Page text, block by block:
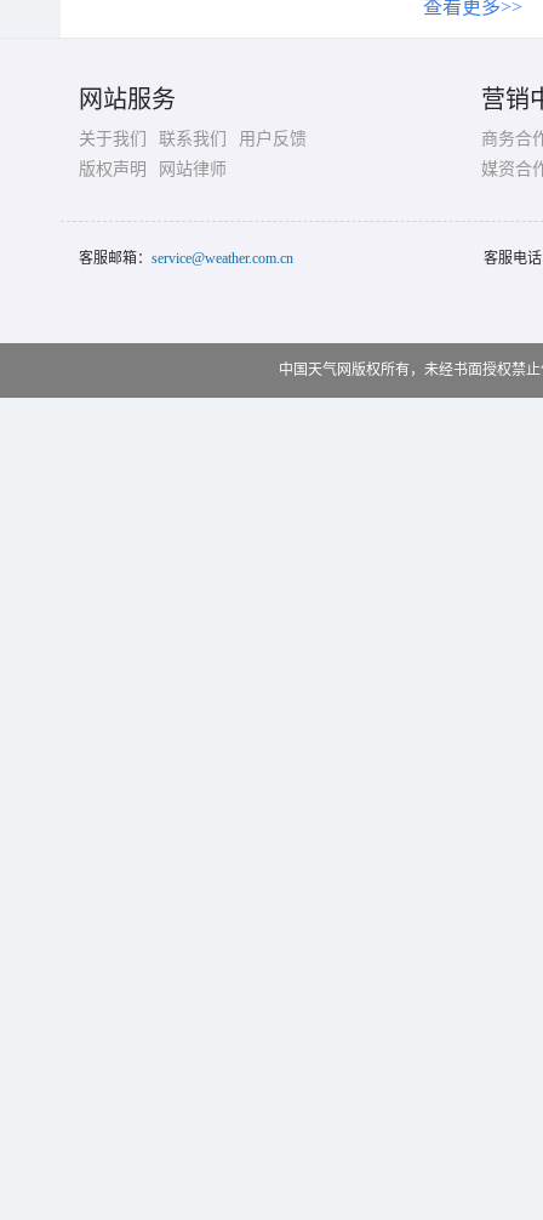
查看更多>>
网站服务
关于我们 联系我们
用户反馈
版权声明
网站律师
营销
商务合
媒资合
客服邮箱： service@weather.com.cn 客服电
中国天气网版权所有，未经书面授权